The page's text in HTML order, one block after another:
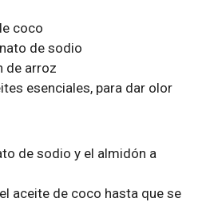
coco
de sodio
de arroz
esenciales, para dar olor
de sodio y el almidón a
aceite de coco hasta que se